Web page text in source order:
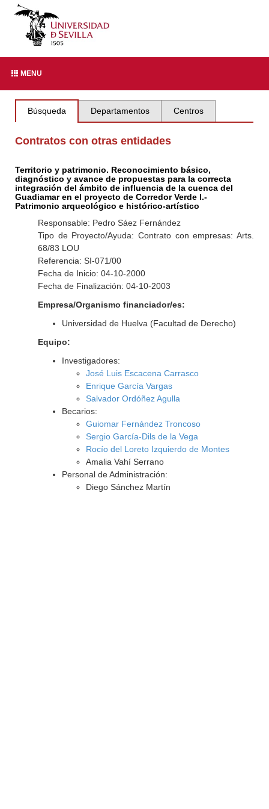
MENU
Búsqueda Departamentos Centros
Contratos con otras entidades
Territorio y patrimonio. Reconocimiento básico,
diagnóstico y avance de propuestas para la correcta
integración del ámbito de influencia de la cuenca del
Guadiamar en el proyecto de Corredor Verde I.-
Patrimonio arqueológico e histórico-artístico
Responsable: Pedro Sáez Fernández
Tipo de Proyecto/Ayuda: Contrato con empresas: Arts.
68/83 LOU
Referencia: SI-071/00
Fecha de Inicio: 04-10-2000
Fecha de Finalización: 04-10-2003
Empresa/Organismo financiador/es:
Universidad de Huelva (Facultad de Derecho)
Equipo:
Investigadores:
José Luis Escacena Carrasco
Enrique García Vargas
Salvador Ordóñez Agulla
Becarios:
Guiomar Fernández Troncoso
Sergio García-Dils de la Vega
Rocío del Loreto Izquierdo de Montes
Amalia Vahí Serrano
Personal de Administración:
Diego Sánchez Martín